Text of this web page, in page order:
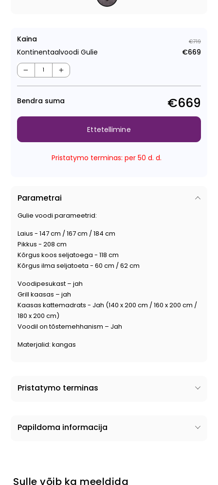
Kaina
Kontinentaalvoodi Gulie
€719
€669
− +
Bendra suma €669
Pristatymo terminas: per 50 d. d.
Ettetellimine
Parametrai
Gulie voodi parameetrid:
Laius - 147 cm / 167 cm / 184 cm
Pikkus - 208 cm
Kõrgus koos seljatoega - 118 cm
Kõrgus ilma seljatoeta - 60 cm / 62 cm
Voodipesukast – jah
Grill kaasas – jah
Kaasas kattemadrats - Jah (140 x 200 cm / 160 x 200 cm /
180 x 200 cm)
Voodil on tõstemehhanism – Jah
Materjalid: kangas
Pristatymo terminas
Papildoma informacija
Sulle võib ka meeldida